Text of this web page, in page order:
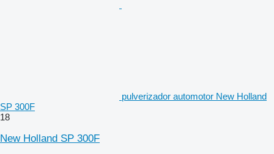
pulverizador automotor New Holland
SP 300F
18
New Holland SP 300F